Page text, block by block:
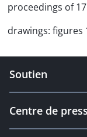
proceedings of
drawings: figures
Soutien
Centre de